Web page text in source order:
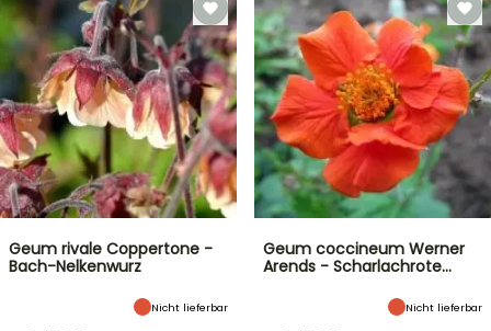
Geum rivale Coppertone -
Bach-Nelkenwurz
Nicht lieferbar
Geum coccineum Werner
Arends - Scharlachrote…
Nicht lieferbar